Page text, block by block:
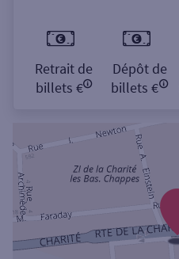
Retrait de
billets €
Dépôt de
billets €